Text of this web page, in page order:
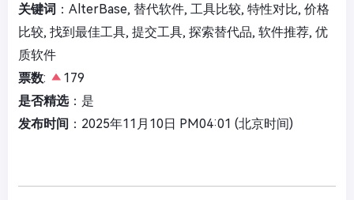
关键词 ：AlterBase, 替代软件, 工具比较, 特性对比, 价格
比较, 找到最佳工具, 提交工具, 探索替代品, 软件推荐, 优
质软件
票数:
179
是否精选：是
发布时间 ：2025年11月10日 PM04:01 (北京时间)